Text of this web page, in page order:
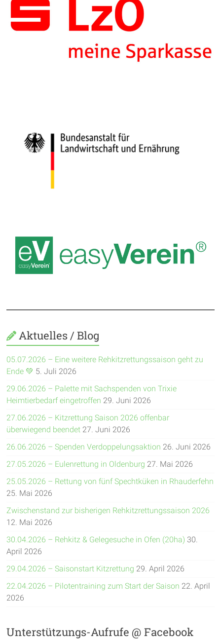
Aktuelles / Blog
05.07.2026 – Eine weitere Rehkitzrettungssaison geht zu
Ende 💚 5. Juli 2026
29.06.2026 – Palette mit Sachspenden von Trixie
Heimtierbedarf eingetroffen 29. Juni 2026
27.06.2026 – Kitzrettung Saison 2026 offenbar
überwiegend beendet 27. Juni 2026
26.06.2026 – Spenden Verdoppelungsaktion 26. Juni 2026
27.05.2026 – Eulenrettung in Oldenburg 27. Mai 2026
25.05.2026 – Rettung von fünf Spechtküken in Rhauderfehn
25. Mai 2026
Zwischenstand zur bisherigen Rehkitzrettungssaison 2026
12. Mai 2026
30.04.2026 – Rehkitz & Gelegesuche in Ofen (20ha) 30.
April 2026
29.04.2026 – Saisonstart Kitzrettung 29. April 2026
22.04.2026 – Pilotentraining zum Start der Saison 22. April
2026
Unterstützungs-Aufrufe @ Facebook